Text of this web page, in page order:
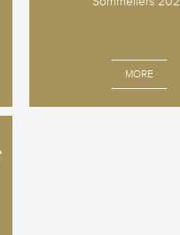
MORE